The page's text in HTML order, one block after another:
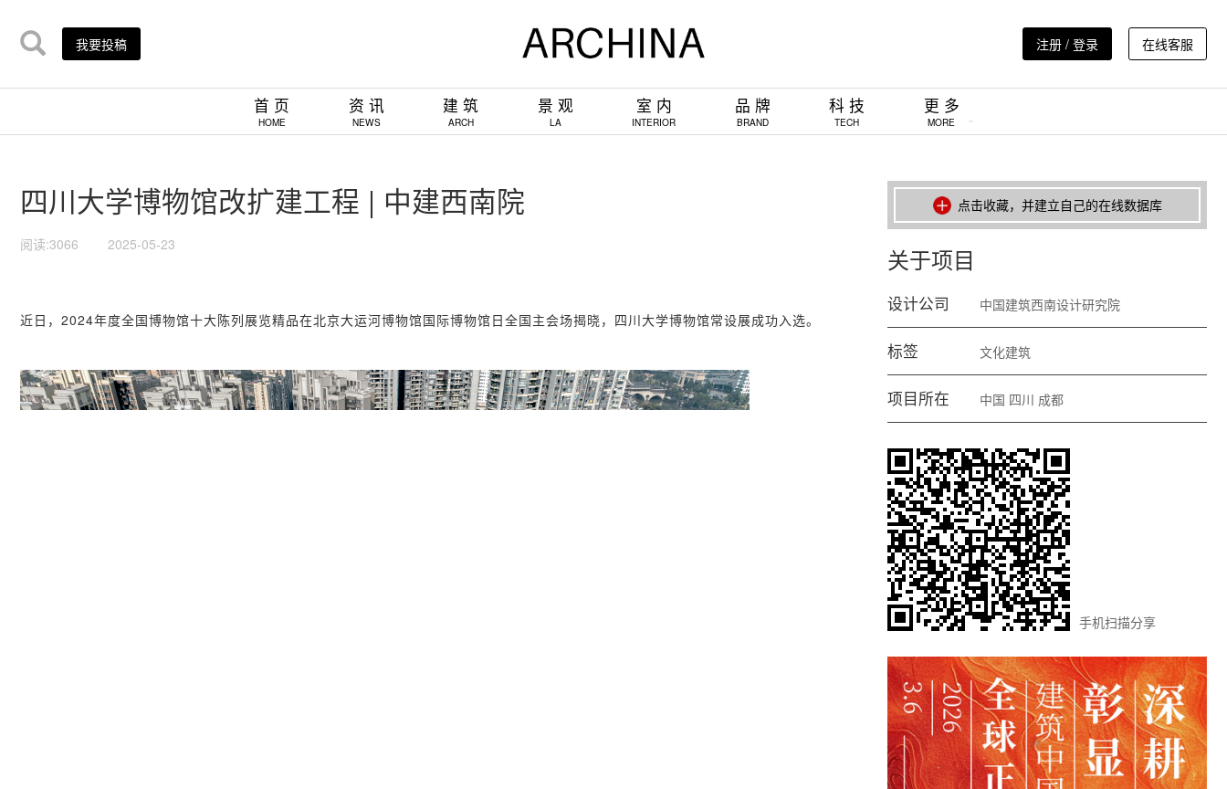
我要投稿 注册 / 登录 在线客服
首 页
HOME
资 讯
NEWS
建 筑
ARCH
景 观
LA
室 内
INTERIOR
品 牌
BRAND
科 技
TECH
更 多
MORE
四川大学博物馆改扩建工程 | 中建西南院
阅读:3066 2025-05-23
近日，2024年度全国博物馆十大陈列展览精品在北京大运河博物馆国际博物馆日全国主会场揭晓，四川大学博物馆常设展成功入选。
点击收藏，并建立自己的在线数据库
关于项目
设计公司 中国建筑西南设计研究院
标签 文化建筑
项目所在 中国 四川 成都
手机扫描分享